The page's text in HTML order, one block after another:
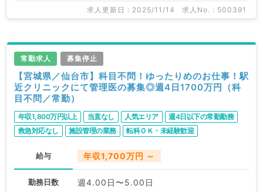
求人更新日 : 2025/11/14 求人No. : 500391
常勤求人 募集停止
【宮城県／仙台市】科目不問！ゆったりめのお仕事！駅
近クリニックにて管理医の募集◎週4日1700万円（科
目不問／常勤）
年収1,800万円以上 当直なし 人気エリア
週4日以下の常勤勤務
救急対応なし
施設管理の業務
転科ＯＫ・未経験歓迎
給与 年収1,700万円 ～
勤務日数 週4.00日〜5.00日